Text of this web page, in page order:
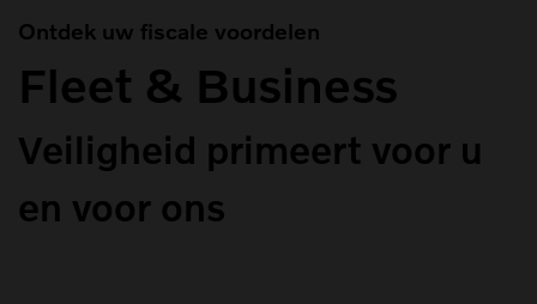
Ontdek uw fiscale voordelen
Fleet & Business
Veiligheid primeert voor u
en voor ons